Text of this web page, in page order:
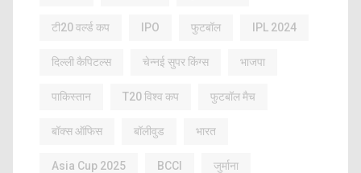
टी20 वर्ल्ड कप IPO फुटबॉल IPL 2024
दिल्ली कैपिटल्स चेन्नई सुपर किंग्स भाजपा
पाकिस्तान T20 विश्व कप फुटबॉल मैच
बॉक्स ऑफिस बॉलीवुड भारत
Asia Cup 2025 BCCI जुर्माना